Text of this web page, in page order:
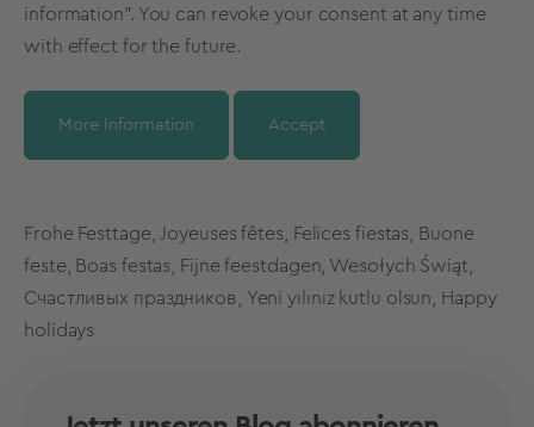
information". You can revoke your consent at any time
with effect for the future.
More Information Accept
Frohe Festtage, Joyeuses fêtes, Felices fiestas, Buone
feste,
Boas festas, Fijne feestdagen, Wesołych Świąt,
Счастливых праздников, Yeni yılınız kutlu olsun, Happy
holidays